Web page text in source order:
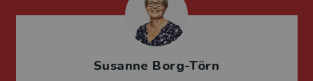
Susanne Borg-Törn